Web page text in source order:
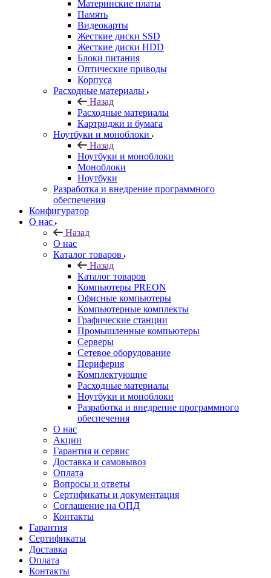
Материнские платы
Память
Видеокарты
Жесткие диски SSD
Жесткие диски HDD
Блоки питания
Оптические приводы
Корпуса
Расходные материалы
Назад
Расходные материалы
Картриджи и бумага
Ноутбуки и моноблоки
Назад
Ноутбуки и моноблоки
Моноблоки
Ноутбуки
Разработка и внедрение программного
обеспечения
Конфигуратор
О нас
Назад
О нас
Каталог товаров
Назад
Каталог товаров
Компьютеры PREON
Офисные компьютеры
Компьютерные комплекты
Графические станции
Промышленные компьютеры
Серверы
Сетевое оборудование
Периферия
Комплектующие
Расходные материалы
Ноутбуки и моноблоки
Разработка и внедрение программного
обеспечения
О нас
Акции
Гарантия и сервис
Доставка и самовывоз
Оплата
Вопросы и ответы
Сертификаты и документация
Соглашение на ОПД
Контакты
Гарантия
Сертификаты
Доставка
Оплата
Контакты